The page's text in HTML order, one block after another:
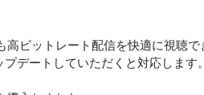
高ビットレート配信を快適に視聴
デートしていただくと対応します